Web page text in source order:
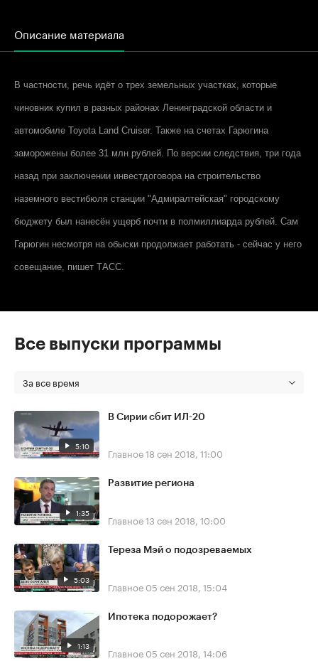
Описание материала
В частности, речь идёт о трех земельных участках, которые
чиновник купил в разных районах Ленинградской области и
автомобиле Toyota Land Cruiser. Также на счетах Гарюгина
заморожены более 31 млн рублей. По версии следствия, три года
назад при заключении инвестдоговора на строительство
наземного вестибюля станции "Адмиралтейская" городскому
бюджету был нанесён ущерб почти в полмиллиарда рублей. Сам
Гарюгин несмотря на обыски продолжает работать - сейчас у него
совещание, пишет ТАСС
Все выпуски программы
За все время
5:10
В Сирии сбит ИЛ-20
Главное18 сен 2018, 11:00
1:35
Развитие региона
Главное13 сен 2018, 10:00
5:03
Тереза Мэй о подозреваемых
Главное 05 сен 2018, 15:04
1:13
Ипотека подорожает?
Главное 05 сен 2018, 14:06